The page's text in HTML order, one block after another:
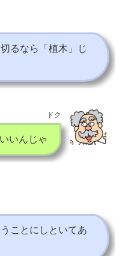
るなら「植木」じ
ドク
いんじゃ
ことにしといてあ